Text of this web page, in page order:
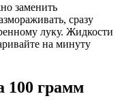
заменить
сразу
луку. Жидкости
на минуту
100 грамм